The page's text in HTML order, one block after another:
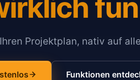
Projektplan, nativ auf
Funktionen